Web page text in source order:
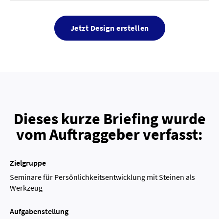
Jetzt Design erstellen
Dieses kurze Briefing wurde
vom Auftraggeber verfasst:
Zielgruppe
Seminare für Persönlichkeitsentwicklung mit Steinen als
Werkzeug
Aufgabenstellung